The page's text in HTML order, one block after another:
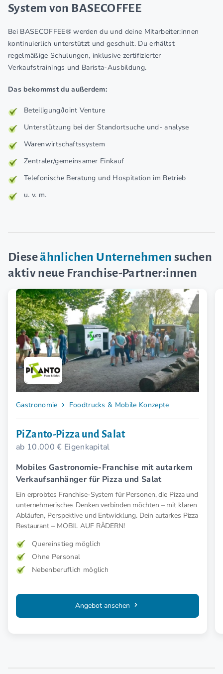
System von BASECOFFEE
Bei BASECOFFEE® werden du und deine Mitarbeiter:innen
kontinuierlich unterstützt und geschult. Du erhältst
regelmäßige Schulungen, inklusive zertifizierter
Verkaufstrainings und Barista-Ausbildung.
Das bekommst du außerdem:
Beteiligung/Joint Venture
Unterstützung bei der Standortsuche und- analyse
Warenwirtschaftssystem
Zentraler/gemeinsamer Einkauf
Telefonische Beratung und Hospitation im Betrieb
u. v. m.
Dieseähnlichen Unternehmen suchen
aktiv neue Franchise-Partner:innen
Gastronomie Foodtrucks & Mobile Konzepte
PiZanto-Pizza und Salat
ab 10.000 € Eigenkapital
Mobiles Gastronomie-Franchise mit autarkem
Verkaufsanhänger für Pizza und Salat
Ein erprobtes Franchise-System für Personen, die Pizza und
unternehmerisches Denken verbinden möchten – mit klaren
Abläufen, Perspektive und Entwicklung. Dein autarkes Pizza
Restaurant – MOBIL AUF RÄDERN!
Quereinstieg möglich
Ohne Personal
Nebenberuflich möglich
Angebot ansehen